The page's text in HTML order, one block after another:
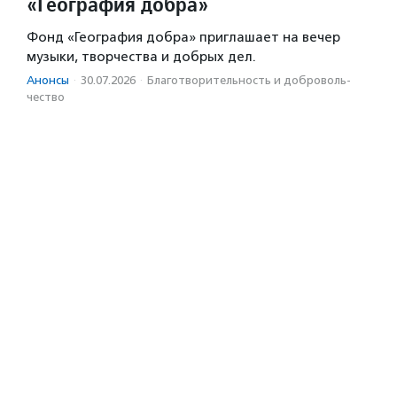
Фонд «География добра» приглашает на вечер
музыки, творчества и добрых дел.
Анонсы · 30.07.2026 · Благотвори­тель­ность и доброволь­
чест­во